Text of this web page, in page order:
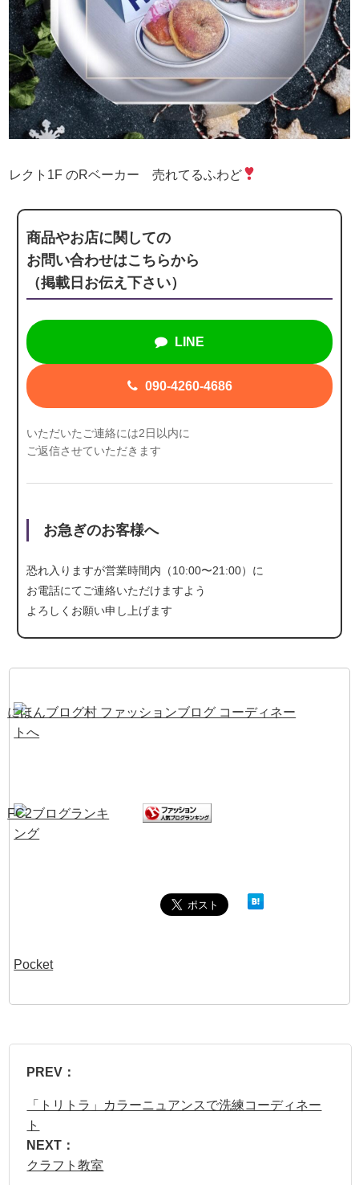
レクト1F のRベーカー 売れてるふわど
商品やお店に関しての
お問い合わせはこちらから
（掲載日お伝え下さい）
LINE
090-4260-4686
いただいたご連絡には2日以内に
ご返信させていただきます
お急ぎのお客様へ
恐れ入りますが営業時間内（10:00〜21:00）に
お電話にてご連絡いただけますよう
よろしくお願い申し上げます
Pocket
PREV：
「トリトラ」カラーニュアンスで洗練コーディネー
ト
NEXT：
クラフト教室